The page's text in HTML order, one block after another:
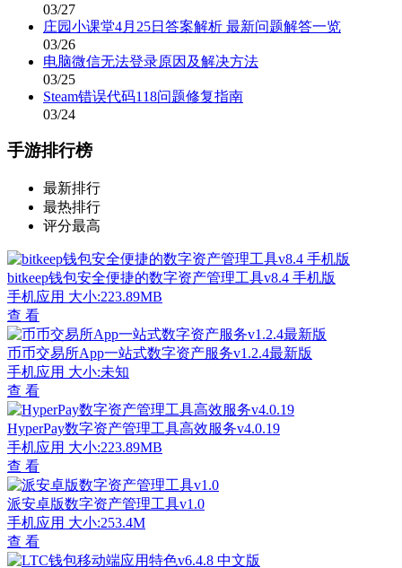
03/27
庄园小课堂4月25日答案解析 最新问题解答一览
03/26
电脑微信无法登录原因及解决方法
03/25
Steam错误代码118问题修复指南
03/24
手游排行榜
最新排行
最热排行
评分最高
bitkeep钱包安全便捷的数字资产管理工具v8.4 手机版
手机应用 大小:223.89MB
查 看
币币交易所App一站式数字资产服务v1.2.4最新版
手机应用 大小:未知
查 看
HyperPay数字资产管理工具高效服务v4.0.19
手机应用 大小:223.89MB
查 看
派安卓版数字资产管理工具v1.0
手机应用 大小:253.4M
查 看